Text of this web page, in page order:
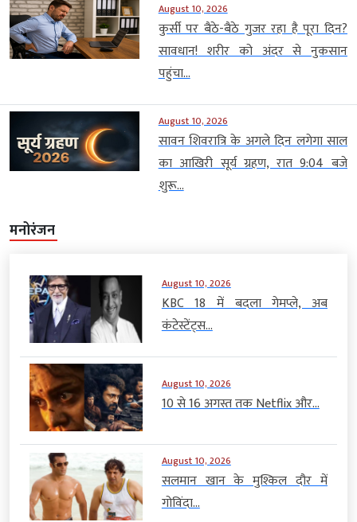
August 10, 2026
कुर्सी पर बैठे-बैठे गुजर रहा है पूरा दिन?
सावधान! शरीर को अंदर से नुकसान
पहुंचा...
August 10, 2026
सावन शिवरात्रि के अगले दिन लगेगा साल
का आखिरी सूर्य ग्रहण, रात 9:04 बजे
शुरू...
मनोरंजन
August 10, 2026
KBC 18 में बदला गेमप्ले, अब
कंटेस्टेंट्स...
August 10, 2026
10 से 16 अगस्त तक Netflix और...
August 10, 2026
सलमान खान के मुश्किल दौर में
गोविंदा...